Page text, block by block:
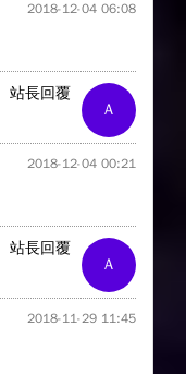
2018-12-04 06:08
A
站長回覆
2018-12-04 00:21
A
站長回覆
2018-11-29 11:45